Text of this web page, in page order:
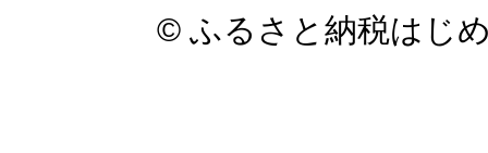
© ふるさと納税はじ